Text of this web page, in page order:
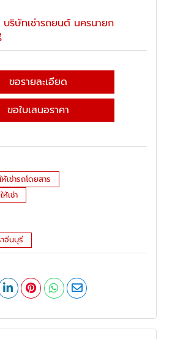
ริษัทเช่ารถยนต์ นครนายก
ขอรายละเอียด
ขอใบเสนอราคา
ให้เช่ารถโดยสาร
เช่า
าจีนบุรี